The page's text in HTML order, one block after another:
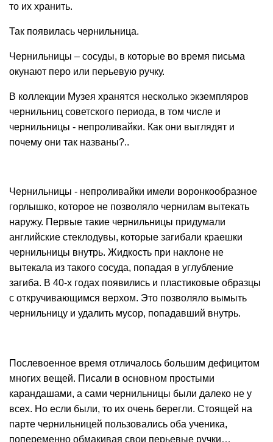
то их хранить.
Так появилась чернильница.
Чернильницы – сосуды, в которые во время письма
окунают перо или перьевую ручку.
В коллекции Музея хранятся несколько экземпляров
чернильниц советского периода, в том числе и
чернильницы - непроливайки. Как они выглядят и
почему они так названы?..
Чернильницы - непроливайки имели воронкообразное
горлышко, которое не позволяло чернилам вытекать
наружу. Первые такие чернильницы придумали
английские стеклодувы, которые загибали краешки
чернильницы внутрь. Жидкость при наклоне не
вытекала из такого сосуда, попадая в углубление
загиба. В 40-х годах появились и пластиковые образцы
с откручивающимся верхом. Это позволяло вымыть
чернильницу и удалить мусор, попадавший внутрь.
Послевоенное время отличалось большим дефицитом
многих вещей. Писали в основном простыми
карандашами, а сами чернильницы были далеко не у
всех. Но если были, то их очень берегли. Стоящей на
парте чернильницей пользовались оба ученика,
попеременно обмакивая свои перьевые ручки…